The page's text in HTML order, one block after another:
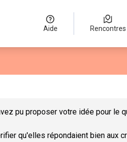
Aide Rencontres
pu proposer votre idée pour le
qu'elles répondaient bien aux